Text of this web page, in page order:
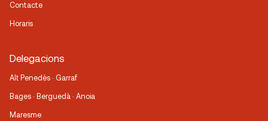
Contacte
Horaris
Delegacions
Alt Penedès · Garraf
Bages · Berguedà · Anoia
Maresme